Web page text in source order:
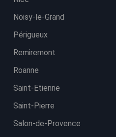
Noisy-le-Grand
Périgueux
Remiremont
Roanne
Saint-Etienne
Saint-Pierre
Salon-de-Provence